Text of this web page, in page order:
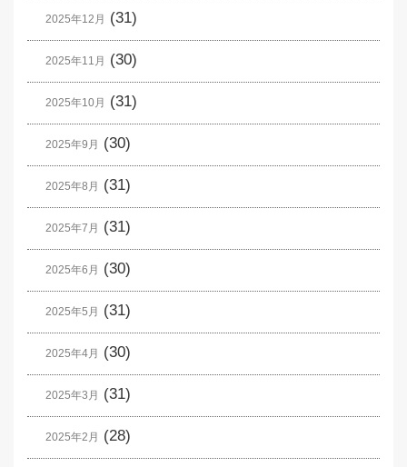
2025年12月 (31)
2025年11月 (30)
2025年10月 (31)
2025年9月 (30)
2025年8月 (31)
2025年7月 (31)
2025年6月 (30)
2025年5月 (31)
2025年4月 (30)
2025年3月 (31)
2025年2月 (28)